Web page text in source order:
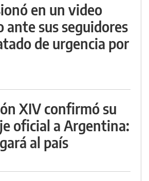
en un video
ante sus seguidores
de urgencia por
XIV confirmó su
oficial a Argentina:
al país